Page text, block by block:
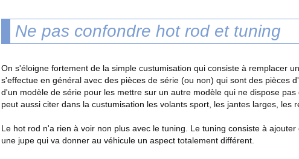
Ne pas confondre hot rod et tuning
On s'éloigne fortement de la simple custumisation qui consiste à remplacer
s'effectue en général avec des pièces de série (ou non) qui sont des pièces
d'un modèle de série pour les mettre sur un autre modèle qui ne dispose
peut aussi citer dans la custumisation les volants sport, les jantes larges, les
Le hot rod n'a rien à voir non plus avec le tuning. Le tuning consiste à
une jupe qui va donner au véhicule un aspect totalement différent.